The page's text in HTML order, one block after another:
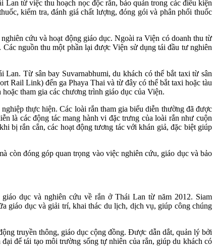
từ việc thu hoạch nọc độc rắn, bảo quản trong các điều kiện
kiểm tra, đánh giá chất lượng, đóng gói và phân phối thuốc
cứu và hoạt động giáo dục. Ngoài ra Viện có doanh thu từ
nguồn thu một phần lại được Viện sử dụng tái đầu tư nghiên
Từ sân bay Suvarnabhumi, du khách có thể bắt taxi từ sân
Rail Link) đến ga Phaya Thai và từ đây có thể bắt taxi hoặc tàu
tham gia các chương trình giáo dục của Viện.
thực hiện. Các loài rắn tham gia biểu diễn thường đã được
là các động tác mang hành vi đặc trưng của loài rắn như cuộn
bị rắn cắn, các hoạt động tương tác với khán giả, đặc biệt giúp
còn đóng góp quan trọng vào việc nghiên cứu, giáo dục và bảo
dục và nghiên cứu về rắn ở Thái Lan từ năm 2012. Siam
giáo dục và giải trí, khai thác du lịch, dịch vụ, giúp công chúng
truyền thông, giáo dục cộng đồng. Được dẫn dắt, quản lý bởi
để tái tạo môi trường sống tự nhiên của rắn, giúp du khách có